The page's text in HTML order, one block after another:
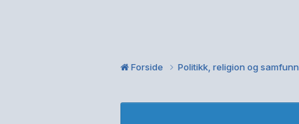
Forside Politikk, religion og samfunn